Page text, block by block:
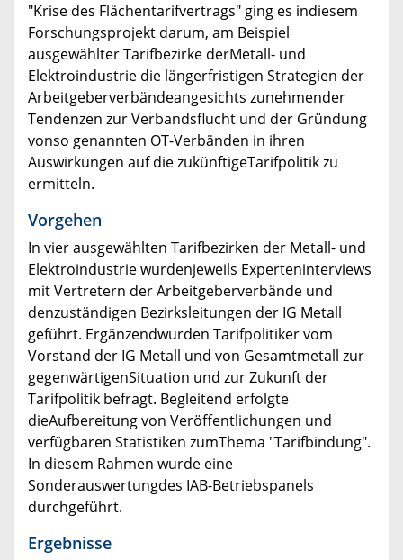
"Krise des Flächentarifvertrags" ging es indiesem
Forschungsprojekt darum, am Beispiel
ausgewählter Tarifbezirke derMetall- und
Elektroindustrie die längerfristigen Strategien der
Arbeitgeberverbändeangesichts zunehmender
Tendenzen zur Verbandsflucht und der Gründung
vonso genannten OT-Verbänden in ihren
Auswirkungen auf die zukünftigeTarifpolitik zu
ermitteln.
Vorgehen
In vier ausgewählten Tarifbezirken der Metall- und
Elektroindustrie wurdenjeweils Experteninterviews
mit Vertretern der Arbeitgeberverbände und
denzuständigen Bezirksleitungen der IG Metall
geführt. Ergänzendwurden Tarifpolitiker vom
Vorstand der IG Metall und von Gesamtmetall zur
gegenwärtigenSituation und zur Zukunft der
Tarifpolitik befragt. Begleitend erfolgte
dieAufbereitung von Veröffentlichungen und
verfügbaren Statistiken zumThema "Tarifbindung".
In diesem Rahmen wurde eine
Sonderauswertungdes IAB-Betriebspanels
durchgeführt.
Ergebnisse